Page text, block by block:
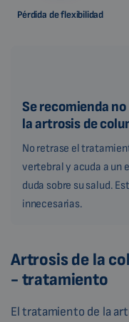
Pérdida de flexibilidad
Se recomienda
la artrosis de
No retrase el
vertebral y acuda a un
duda sobre su salud.
innecesarias.
Artrosis de la
- tratamiento
El tratamiento de la